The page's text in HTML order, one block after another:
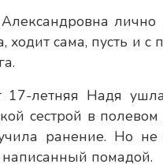
лично
ходит сама, пусть и
летняя Надя
сестрой в
ранение. Но
написанный помадой.